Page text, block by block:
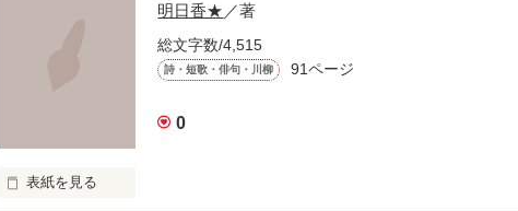
明日香★ ／著
総文字数/4,515
詩・短歌・俳句・川柳 91ページ
0
表紙を見る